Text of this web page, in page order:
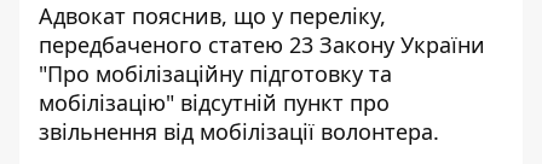
Адвокат пояснив, що у переліку,
передбаченого статею 23 Закону України
"Про мобілізаційну підготовку та
мобілізацію" відсутній пункт про
звільнення від мобілізації волонтера.